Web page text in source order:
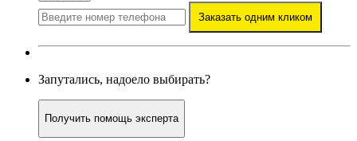
Заказать одним кликом
Запутались, надоело выбирать?
Получить помощь эксперта